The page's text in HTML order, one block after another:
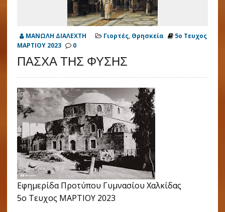
ΜΑΝΩΛΗ ΔΙΑΛΕΧΤΗ Γιορτές, Θρησκεία
5ο Τευχος
ΜΑΡΤΙΟΥ 2023
0
ΠΑΣΧΑ ΤΗΣ ΦΥΣΗΣ
Εφημερίδα Προτύπου Γυμνασίου Χαλκίδας
5ο Τευχος ΜΑΡΤΙΟΥ 2023